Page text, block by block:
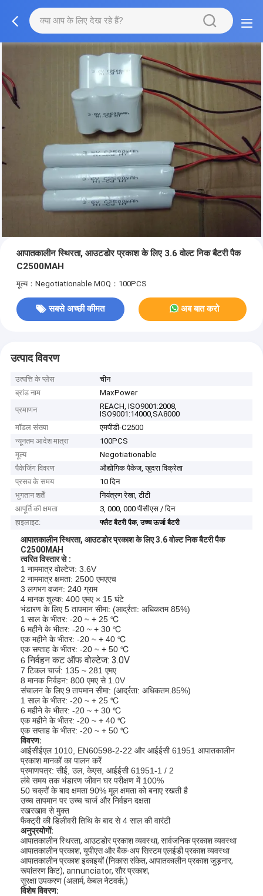
आपातकालीन स्थिरता, आउटडोर प्रकाश के लिए 3.6 वोल्ट निक बैटरी पैक
C2500MAH
मूल्य：Negotiationable MOQ：100PCS
सबसे अच्छी कीमत अब बात करो
उत्पाद विवरण
उत्पत्ति के प्लेस
चीन
ब्रांड नाम
MaxPower
प्रमाणन
REACH, ISO9001:2008,
ISO9001:14000,SA8000
मॉडल संख्या
एमपीडी-C2500
न्यूनतम आदेश मात्रा
100PCS
मूल्य
Negotiationable
पैकेजिंग विवरण
औद्योगिक पैकेज, खुदरा विक्रेता
प्रसव के समय
10 दिन
भुगतान शर्तें
नियंत्रण रेखा, टीटी
आपूर्ति की क्षमता
3, 000, 000 पीसीएस / दिन
हाइलाइट:
फ्लैट बैटरी पैक,उच्च ऊर्जा बैटरी
आपातकालीन स्थिरता, आउटडोर प्रकाश के लिए 3.6 वोल्ट निक बैटरी पैक
C2500MAH
त्वरित विस्तार से :
1 नाममात्र वोल्टेज: 3.6V
2 नाममात्र क्षमता: 2500 एमएएच
3 लगभग वजन: 240 ग्राम
4 मानक शुल्क: 400 एमए × 15 घंटे
भंडारण के लिए 5 तापमान सीमा: (आर्द्रता: अधिकतम 85%)
1 साल के भीतर: -20 ~ + 25 ℃
6 महीने के भीतर: -20 ~ + 30 ℃
एक महीने के भीतर: -20 ~ + 40 ℃
एक सप्ताह के भीतर: -20 ~ + 50 ℃
6निर्वहन कट ऑफ वोल्टेज: 3.0V
7टिकल चार्ज: 135 ~ 281 एमए
8 मानक निर्वहन: 800 एमए से 1.0V
संचालन के लिए9 तापमान सीमा: (आर्द्रता: अधिकतम.85%)
1 साल के भीतर: -20 ~ + 25 ℃
6 महीने के भीतर: -20 ~ + 30 ℃
एक महीने के भीतर: -20 ~ + 40 ℃
एक सप्ताह के भीतर: -20 ~ + 50 ℃
विवरण:
आईसीईएल 1010, EN60598-2-22 और आईईसी 61951 आपातकालीन
प्रकाश मानकों का पालन करें
प्रमाणपत्र: सीई, उल, केएस, आईईसी 61951-1 / 2
लंबे समय तक भंडारण जीवन घर परीक्षण में 100%
50 चक्रों के बाद क्षमता 90% मूल क्षमता को बनाए रखती है
उच्च तापमान पर उच्च चार्ज और निर्वहन दक्षता
रखरखाव से मुक्त
फैक्ट्री की डिलीवरी तिथि के बाद से 4 साल की वारंटी
अनुप्रयोगों:
आपातकालीन स्थिरता, आउटडोर प्रकाश व्यवस्था, सार्वजनिक प्रकाश व्यवस्था
आपातकालीन प्रकाश, यूपीएस और बैक-अप सिस्टम एलईडी प्रकाश व्यवस्था
आपातकालीन प्रकाश इकाइयों (निकास संकेत, आपातकालीन प्रकाश जुड़नार,
रूपांतरण किट), annunciator, सौर प्रकाश,
सुरक्षा उपकरण (अलार्म, केबल नेटवर्क,)
विशेष विवरण: